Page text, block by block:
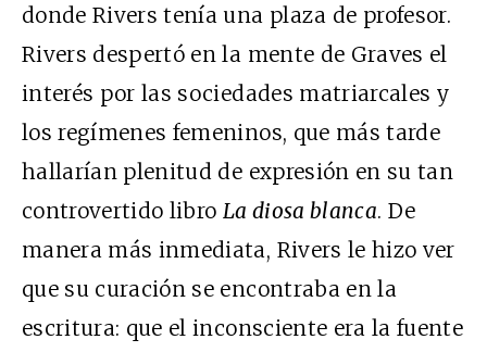
donde Rivers tenía una plaza de profesor.
Rivers despertó en la mente de Graves el
interés por las sociedades matriarcales y
los regímenes femeninos, que más tarde
hallarían plenitud de expresión en su tan
controvertido libro La diosa blanca. De
manera más inmediata, Rivers le hizo ver
que su curación se encontraba en la
escritura: que el inconsciente era la fuente